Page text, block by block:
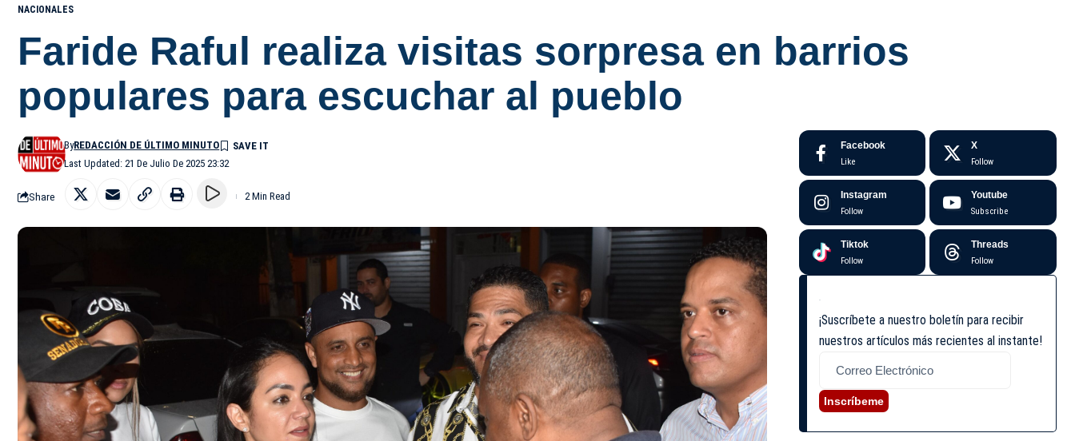
NACIONALES
Faride Raful realiza visitas sorpresa en barrios
populares para escuchar al pueblo
Last Updated: 21 De Julio De 2025 23:32
ByREDACCIÓN DE ÚLTIMO MINUTO
Share 2 Min Read
Facebook
Like
X
Follow
Instagram
Follow
Youtube
Subscribe
Tiktok
Follow
Threads
Follow
¡Suscríbete a nuestro boletín para recibir
nuestros artículos más recientes al instante!
Inscríbeme